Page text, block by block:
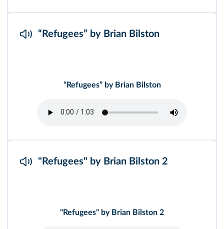
“Refugees” by Brian Bilston
“Refugees” by Brian Bilston
"Refugees" by Brian Bilston 2
"Refugees" by Brian Bilston 2